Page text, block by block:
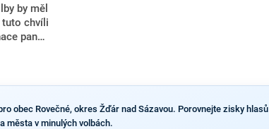
by měl
tuto chvíli
pana
o
obec Rovečné, okres Žďár nad Sázavou. Porovnejte zisky hlasů
města v minulých volbách.